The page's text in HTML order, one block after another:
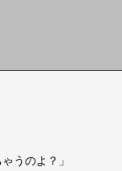
うのよ？」